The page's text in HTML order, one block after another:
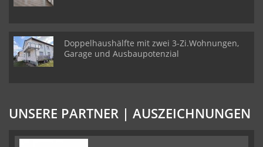
Doppelhaushälfte mit zwei 3-Zi.Wohnungen,
Garage und Ausbaupotenzial
UNSERE PARTNER | AUSZEICHNUNGEN